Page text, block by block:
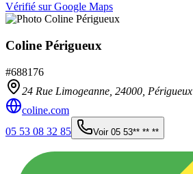
Vérifié sur Google Maps
Coline Périgueux
#688176
24 Rue Limogeanne, 24000 Périgueux
coline.com
05 53 08 32 85
Voir 05 53** ** **